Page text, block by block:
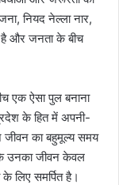
नियद नेल्ला नार,
है और जनता के बीच
एक ऐसा पुल बनाना
के हित में अपनी-
जीवन का बहुमूल्य समय
उनका जीवन केवल
लिए समर्पित है।